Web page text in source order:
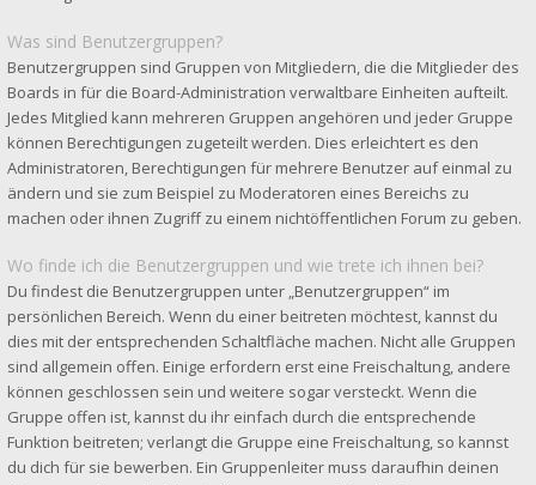
Was sind Benutzergruppen?
Benutzergruppen sind Gruppen von Mitgliedern, die die Mitglieder des
Boards in für die Board-Administration verwaltbare Einheiten aufteilt.
Jedes Mitglied kann mehreren Gruppen angehören und jeder Gruppe
können Berechtigungen zugeteilt werden. Dies erleichtert es den
Administratoren, Berechtigungen für mehrere Benutzer auf einmal zu
ändern und sie zum Beispiel zu Moderatoren eines Bereichs zu
machen oder ihnen Zugriff zu einem nichtöffentlichen Forum zu geben.
Wo finde ich die Benutzergruppen und wie trete ich ihnen bei?
Du findest die Benutzergruppen unter „Benutzergruppen“ im
persönlichen Bereich. Wenn du einer beitreten möchtest, kannst du
dies mit der entsprechenden Schaltfläche machen. Nicht alle Gruppen
sind allgemein offen. Einige erfordern erst eine Freischaltung, andere
können geschlossen sein und weitere sogar versteckt. Wenn die
Gruppe offen ist, kannst du ihr einfach durch die entsprechende
Funktion beitreten; verlangt die Gruppe eine Freischaltung, so kannst
du dich für sie bewerben. Ein Gruppenleiter muss daraufhin deinen